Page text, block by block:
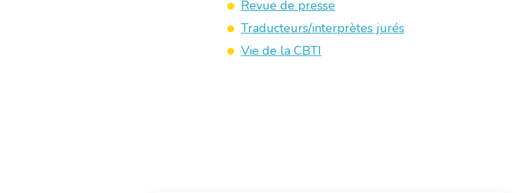
Revue de presse
Traducteurs/interprètes jurés
Vie de la CBTI